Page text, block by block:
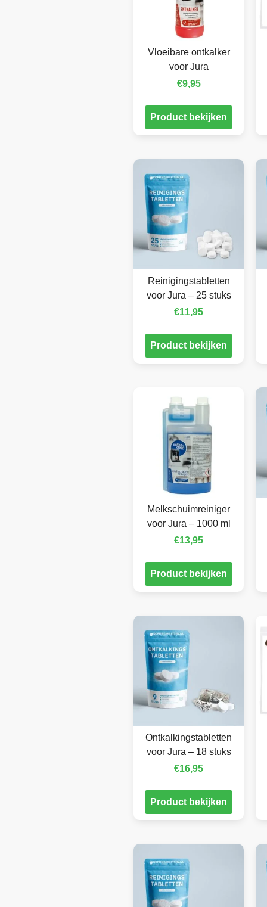
Vloeibare ontkalker
voor Jura
€9,95
Product bekijken
Reinigingstabletten
voor Jura – 25 stuks
€11,95
Product bekijken
Melkschuimreiniger
voor Jura – 1000 ml
€13,95
Product bekijken
Ontkalkingstabletten
voor Jura – 18 stuks
€16,95
Product bekijken